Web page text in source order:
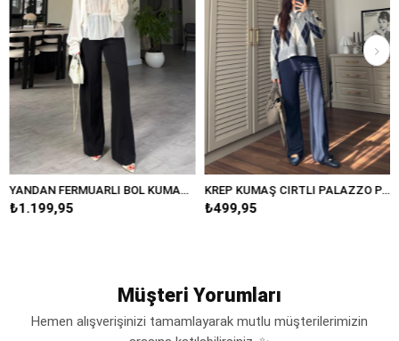
YANDAN FERMUARLI BOL KUMAŞ PANTOLON/20401 KREP KUMAŞ CIRTLI PALAZZO PANTOLON/K038
₺499,95
Müşteri Yorumları
Hemen alışverişinizi tamamlayarak mutlu müşterilerimizin